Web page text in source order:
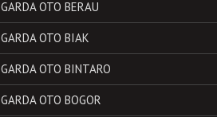
GARDA OTO BERAU
GARDA OTO BIAK
GARDA OTO BINTARO
GARDA OTO BOGOR